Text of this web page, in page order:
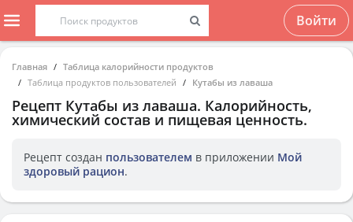
Войти
Главная
Таблица калорийности продуктов
Таблица продуктов пользователей
Кутабы из лаваша
Рецепт Кутабы из лаваша. Калорийность,
химический состав и пищевая ценность.
Рецепт создан пользователем в приложении Мой
здоровый рацион.